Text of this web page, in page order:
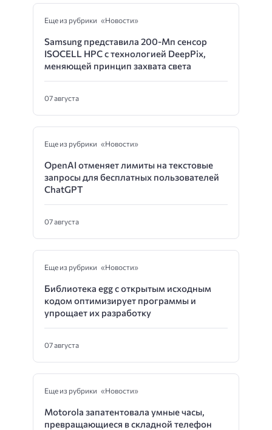
Еще из рубрики «Новости»
Samsung представила 200-Мп сенсор
ISOCELL HPC с технологией DeepPix,
меняющей принцип захвата света
07 августа
Еще из рубрики «Новости»
OpenAI отменяет лимиты на текстовые
запросы для бесплатных пользователей
ChatGPT
07 августа
Еще из рубрики «Новости»
Библиотека egg с открытым исходным
кодом оптимизирует программы и
упрощает их разработку
07 августа
Еще из рубрики «Новости»
Motorola запатентовала умные часы,
превращающиеся в складной телефон